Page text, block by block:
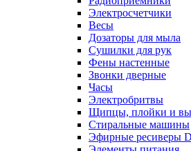
Электросчетчики
Весы
Дозаторы для мыла
Сушилки для рук
Фены настенные
Звонки дверные
Часы
Электробритвы
Щипцы, плойки и
Стиральные машины
Эфирные ресиверы